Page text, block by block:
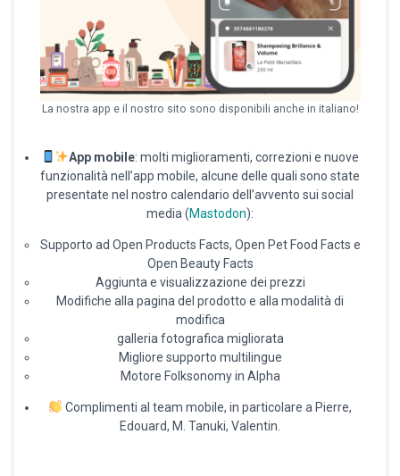
La nostra app e il nostro sito sono disponibili anche in italiano!
App mobile: molti miglioramenti, correzioni e nuove
funzionalità nell’app mobile, alcune delle quali sono state
presentate nel nostro calendario dell’avvento sui social
media (Mastodon):
Supporto ad Open Products Facts, Open Pet Food Facts e
Open Beauty Facts
Aggiunta e visualizzazione dei prezzi
Modifiche alla pagina del prodotto e alla modalità di
modifica
galleria fotografica migliorata
Migliore supporto multilingue
Motore Folksonomy in Alpha
Complimenti al team mobile, in particolare a Pierre,
Edouard, M. Tanuki, Valentin.